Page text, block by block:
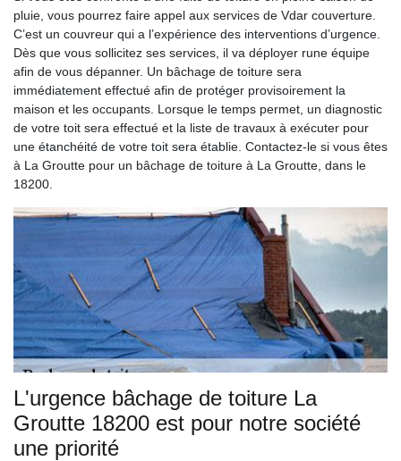
pluie, vous pourrez faire appel aux services de Vdar couverture.
C’est un couvreur qui a l’expérience des interventions d’urgence.
Dès que vous sollicitez ses services, il va déployer rune équipe
afin de vous dépanner. Un bâchage de toiture sera
immédiatement effectué afin de protéger provisoirement la
maison et les occupants. Lorsque le temps permet, un diagnostic
de votre toit sera effectué et la liste de travaux à exécuter pour
une étanchéité de votre toit sera établie. Contactez-le si vous êtes
à La Groutte pour un bâchage de toiture à La Groutte, dans le
18200.
L'urgence bâchage de toiture La
Groutte 18200 est pour notre société
une priorité